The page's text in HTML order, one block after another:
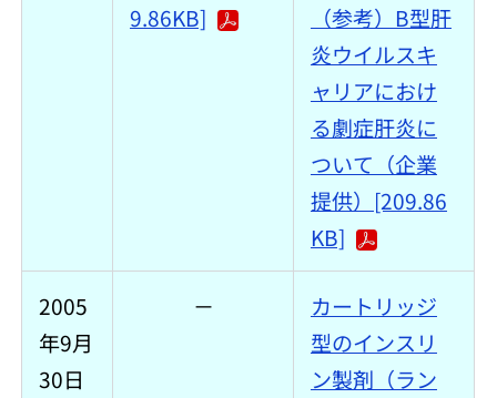
9.86KB]
（参考）B型肝
炎ウイルスキ
ャリアにおけ
る劇症肝炎に
ついて（企業
提供）[209.86
KB]
2005
年9月
30日
－
カートリッジ
型のインスリ
ン製剤（ラン